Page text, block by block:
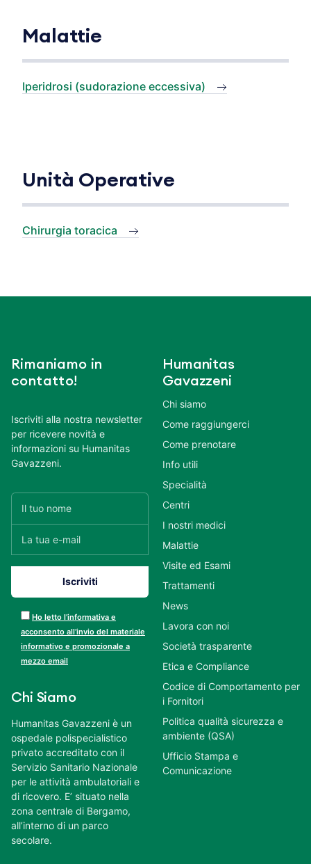
Malattie
Iperidrosi (sudorazione eccessiva)
Unità Operative
Chirurgia toracica
Rimaniamo in
contatto!
Iscriviti alla nostra newsletter
per ricevere novità e
informazioni su Humanitas
Gavazzeni.
Ho letto l’informativa e
acconsento all’invio del materiale
informativo e promozionale a
mezzo email
Chi Siamo
Humanitas Gavazzeni è un
ospedale polispecialistico
privato accreditato con il
Servizio Sanitario Nazionale
per le attività ambulatoriali e
di ricovero. E’ situato nella
zona centrale di Bergamo,
all’interno di un parco
secolare.
Humanitas
Gavazzeni
Chi siamo
Come raggiungerci
Come prenotare
Info utili
Specialità
Centri
I nostri medici
Malattie
Visite ed Esami
Trattamenti
News
Lavora con noi
Società trasparente
Etica e Compliance
Codice di Comportamento per
i Fornitori
Politica qualità sicurezza e
ambiente (QSA)
Ufficio Stampa e
Comunicazione